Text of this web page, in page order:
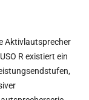
Aktivlautsprecher
R existiert ein